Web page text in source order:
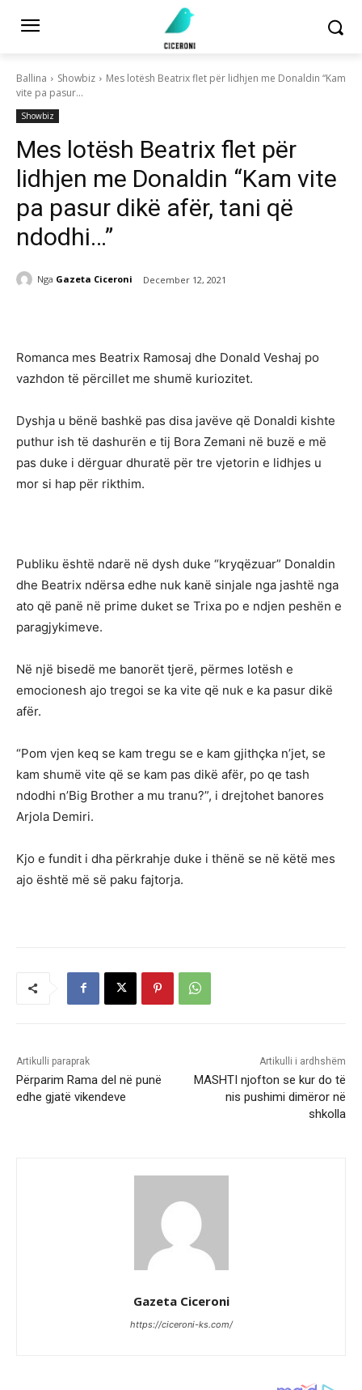
Ballina Showbiz
Mes lotësh Beatrix flet për lidhjen me Donaldin “Kam
vite pa pasur...
Showbiz
Mes lotësh Beatrix flet për
lidhjen me Donaldin “Kam vite
pa pasur dikë afër, tani që
ndodhi…”
Nga Gazeta Ciceroni December 12, 2021
Romanca mes Beatrix Ramosaj dhe Donald Veshaj po
vazhdon të përcillet me shumë kuriozitet.
Dyshja u bënë bashkë pas disa javëve që Donaldi kishte
puthur ish të dashurën e tij Bora Zemani në buzë e më
pas duke i dërguar dhuratë për tre vjetorin e lidhjes u
mor si hap për rikthim.
Publiku është ndarë në dysh duke “kryqëzuar” Donaldin
dhe Beatrix ndërsa edhe nuk kanë sinjale nga jashtë nga
ato që panë në prime duket se Trixa po e ndjen peshën e
paragjykimeve.
Në një bisedë me banorët tjerë, përmes lotësh e
emocionesh ajo tregoi se ka vite që nuk e ka pasur dikë
afër.
“Pom vjen keq se kam tregu se e kam gjithçka n’jet, se
kam shumë vite që se kam pas dikë afër, po qe tash
ndodhi n’Big Brother a mu tranu?”, i drejtohet banores
Arjola Demiri.
Kjo e fundit i dha përkrahje duke i thënë se në këtë mes
ajo është më së paku fajtorja.
Artikulli paraprak
Përparim Rama del në punë
edhe gjatë vikendeve
Artikulli i ardhshëm
MASHTI njofton se kur do të
nis pushimi dimëror në
shkolla
Gazeta Ciceroni
https://ciceroni-ks.com/